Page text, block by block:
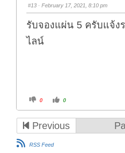
d
o
n
.
u
p
#13 · February 17, 2021, 8:10 pm
รับจองแผ่น 5 ครับแจ้ง
ไลน์
C
i
k
f
o
t
h
0
C
i
k
f
o
0
Previous
RSS Feed